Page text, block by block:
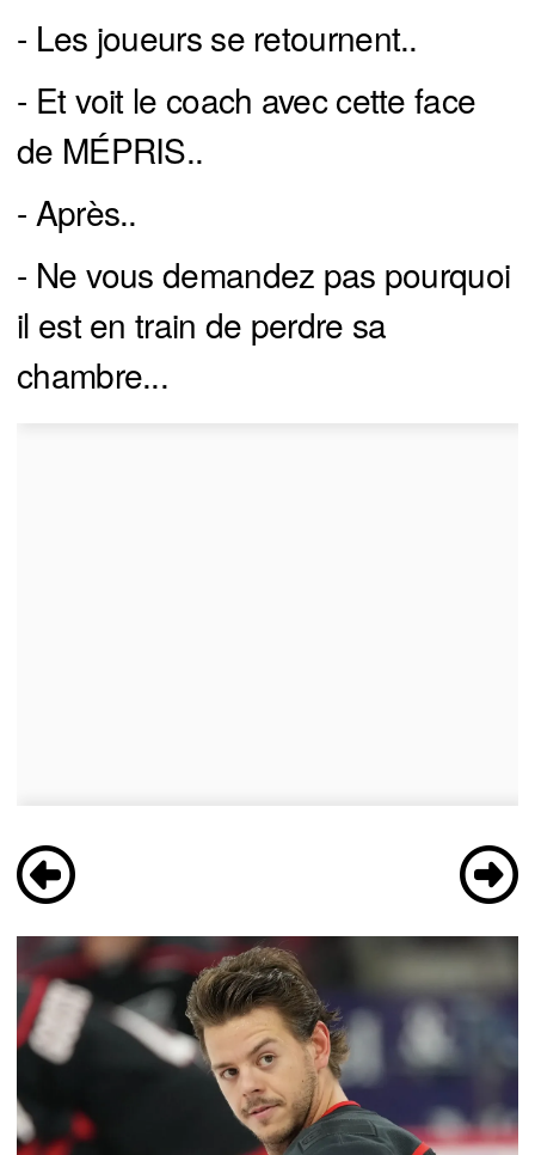
- Les joueurs se retournent..
- Et voit le coach avec cette face
de MÉPRIS..
- Après..
- Ne vous demandez pas pourquoi
il est en train de perdre sa
chambre...